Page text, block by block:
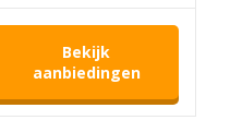
Bekijk
aanbiedingen